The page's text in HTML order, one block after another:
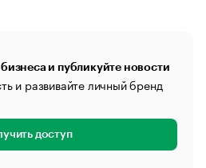
и публикуйте новости
и развивайте личный бренд
доступ